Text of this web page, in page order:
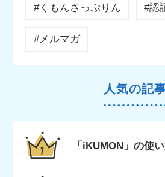
#くもんさっぷりん #認
#メルマガ
人気の記
「iKUMON」の使